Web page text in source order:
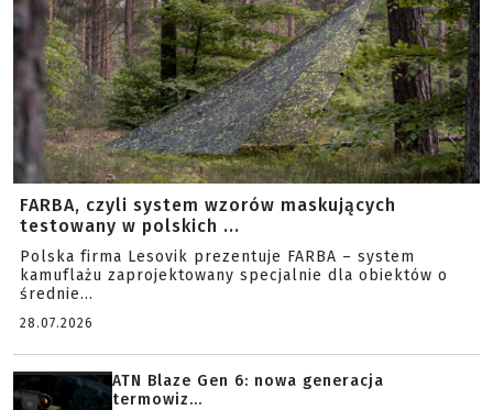
FARBA, czyli system wzorów maskujących
testowany w polskich ...
Polska firma Lesovik prezentuje FARBA – system
kamuflażu zaprojektowany specjalnie dla obiektów o
średnie...
28.07.2026
ATN Blaze Gen 6: nowa generacja
termowiz...